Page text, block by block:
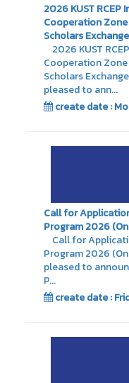
2026 KUST
Cooperation
Scholars
2026 KUST
Cooperation
Scholars
pleased to ann...
create date :
Call for
Program 2026
Call for
Program 2026
pleased to
P...
create date :